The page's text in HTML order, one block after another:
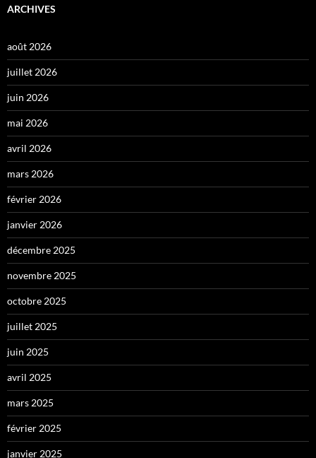
ARCHIVES
août 2026
juillet 2026
juin 2026
mai 2026
avril 2026
mars 2026
février 2026
janvier 2026
décembre 2025
novembre 2025
octobre 2025
juillet 2025
juin 2025
avril 2025
mars 2025
février 2025
janvier 2025